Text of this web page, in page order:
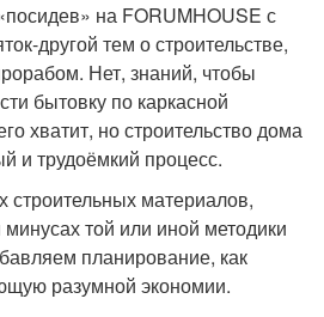
на FORUMHOUSE с
другой тем о строительстве,
Нет, знаний, чтобы
бытовку по каркасной
хватит, но строительство дома
и трудоёмкий процесс.
строительных материалов,
той или иной методики
планирование, как
разумной экономии.